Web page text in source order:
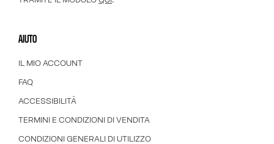
AIUTO
IL MIO ACCOUNT
FAQ
ACCESSIBILITÀ
TERMINI E CONDIZIONI DI VENDITA
CONDIZIONI GENERALI DI UTILIZZO